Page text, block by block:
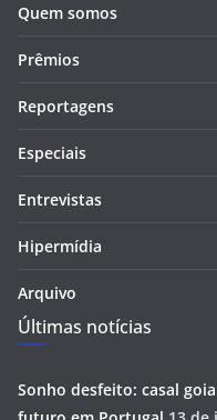
Quem somos
Prêmios
Reportagens
Especiais
Entrevistas
Hipermídia
Arquivo
Últimas notícias
Sonho desfeito: casal